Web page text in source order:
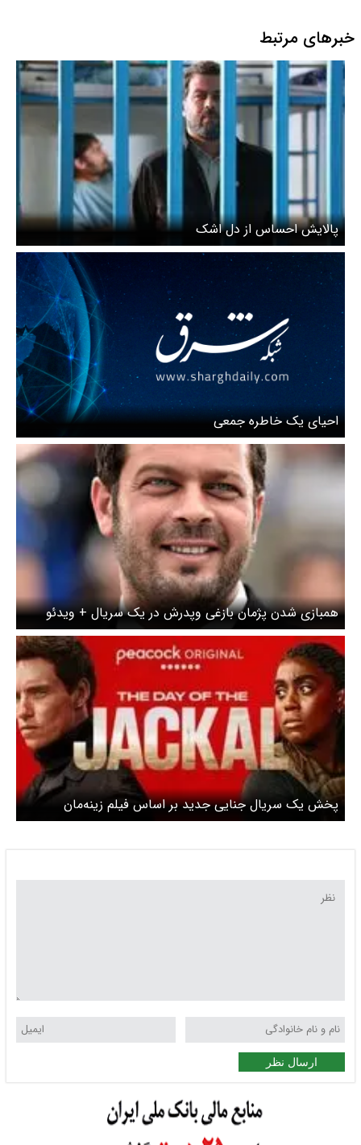
خبرهای مرتبط
پالایش احساس از دل اشک
احیای یک خاطره جمعی
همبازی شدن پژمان بازغی و‌پدرش در یک سریال + ویدئو
پخش یک سریال جنایی جدید بر اساس فیلم زینه‌مان
ارسال نظر